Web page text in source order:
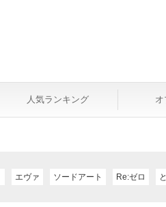
人気ランキング オ
エヴァ ソードアート Re:ゼロ